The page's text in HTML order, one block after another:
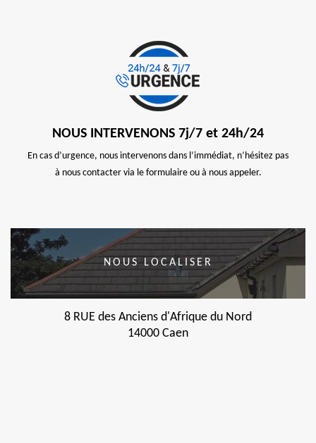
NOUS INTERVENONS 7j/7 et 24h/24
En cas d’urgence, nous intervenons dans l’immédiat, n’hésitez pas
à nous contacter via le formulaire ou à nous appeler.
NOUS LOCALISER
8 RUE des Anciens d'Afrique du Nord
14000 Caen